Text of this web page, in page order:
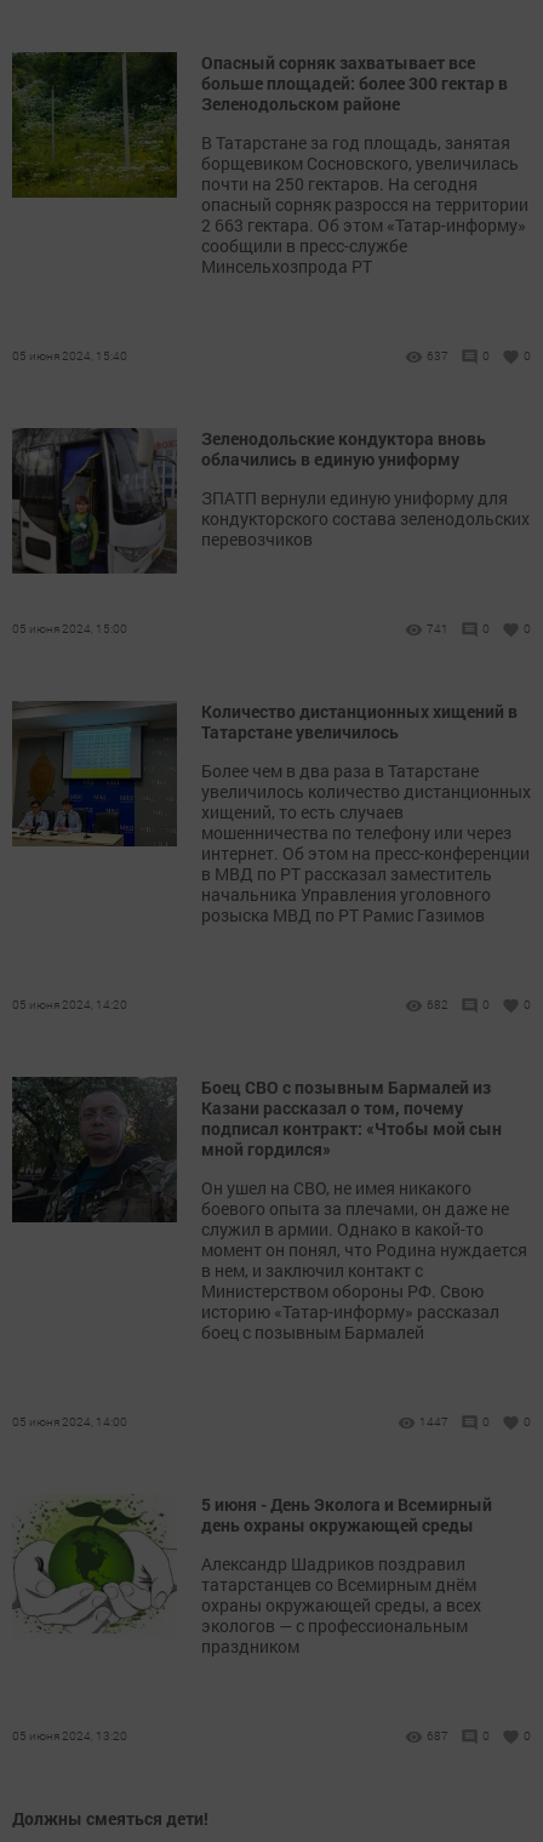
Опасный сорняк захватывает все
больше площадей: более 300 гектар в
Зеленодольском районе
В Татарстане за год площадь, занятая
борщевиком Сосновского, увеличилась
почти на 250 гектаров. На сегодня
опасный сорняк разросся на территории
2 663 гектара. Об этом «Татар-информу»
сообщили в пресс-службе
Минсельхозпрода РТ
05 июня 2024, 15:40 637 0 0
Зеленодольские кондуктора вновь
облачились в единую униформу
ЗПАТП вернули единую униформу для
кондукторского состава зеленодольских
перевозчиков
05 июня 2024, 15:00 741 0 0
Количество дистанционных хищений в
Татарстане увеличилось
Более чем в два раза в Татарстане
увеличилось количество дистанционных
хищений, то есть случаев
мошенничества по телефону или через
интернет. Об этом на пресс-конференции
в МВД по РТ рассказал заместитель
начальника Управления уголовного
розыска МВД по РТ Рамис Газимов
05 июня 2024, 14:20 682 0 0
Боец СВО с позывным Бармалей из
Казани рассказал о том, почему
подписал контракт: «Чтобы мой сын
мной гордился»
Он ушел на СВО, не имея никакого
боевого опыта за плечами, он даже не
служил в армии. Однако в какой-то
момент он понял, что Родина нуждается
в нем, и заключил контакт с
Министерством обороны РФ. Свою
историю «Татар-информу» рассказал
боец с позывным Бармалей
05 июня 2024, 14:00 1447 0 0
5 июня - День Эколога и Всемирный
день охраны окружающей среды
Александр Шадриков поздравил
татарстанцев со Всемирным днём
охраны окружающей среды, а всех
экологов — с профессиональным
праздником
05 июня 2024, 13:20 687 0 0
Должны смеяться дети!